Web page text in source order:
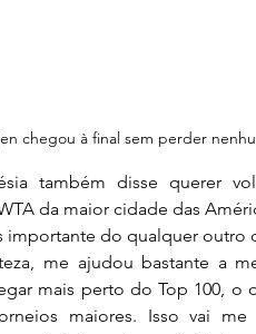
chegou à final sem perder
também disse querer
da maior cidade das
importante do qualquer outro
me ajudou bastante a
mais perto do Top 100, o
maiores. Isso vai me